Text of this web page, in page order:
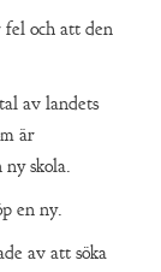
fel och att den
av landets
är
skola.
en ny.
av att söka